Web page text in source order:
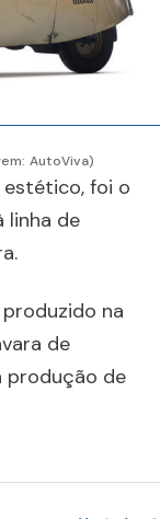
AutoViva)
estético, foi o
linha de
na
de
produção de